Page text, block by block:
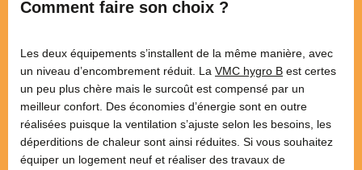
Comment faire son choix ?
Les deux équipements s’installent de la même manière, avec
un niveau d’encombrement réduit. La VMC hygro B est certes
un peu plus chère mais le surcoût est compensé par un
meilleur confort. Des économies d’énergie sont en outre
réalisées puisque la ventilation s’ajuste selon les besoins, les
déperditions de chaleur sont ainsi réduites. Si vous souhaitez
équiper un logement neuf et réaliser des travaux de